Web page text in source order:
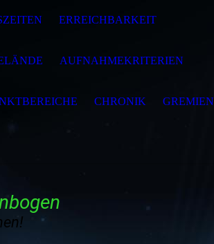
ERREICHBARKEIT
AUFNAHMEKRITERIEN
CHRONIK GREMIEN